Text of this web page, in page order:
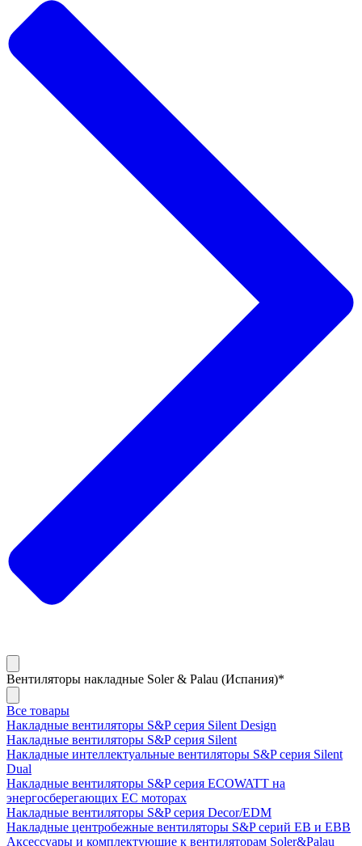
Вентиляторы накладные Soler & Palau (Испания)*
Все товары
Накладные вентиляторы S&P серия Silent Design
Накладные вентиляторы S&P серия Silent
Накладные интеллектуальные вентиляторы S&P серия Silent
Dual
Накладные вентиляторы S&P серия ECOWATT на
энергосберегающих ЕС моторах
Накладные вентиляторы S&P серия Decor/EDM
Накладные центробежные вентиляторы S&P серий EB и EBB
Аксессуары и комплектующие к вентиляторам Soler&Palau